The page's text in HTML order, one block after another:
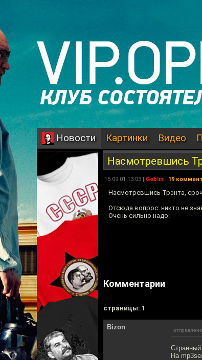
Новости Картинки Видео
Насмотревшись
15.09.01 13:03 | Goblin | 19
Насмотревшись Трэнта,
Отсюда вопрос: никто не
Очень сильно надо.
Комментарии
cтраницы: 1
Bizon
Странный
На